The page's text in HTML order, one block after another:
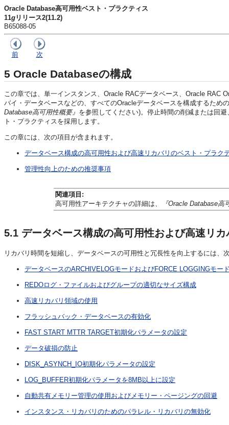
Oracle Database高可用性ベスト・プラクティス
11g リリース2(11.2)
B65088-05
前 次
5 Oracle Databaseの構成
この章では、単一インスタンス、Oracle RACデータベース、Oracle RAC
バイ・データベースなどの、すべてのOracleデータベースを構成するた
Database高可用性概要』 を参照してください)。停止時間の削減または回
ト・プラクティスを採用します。
この章には、次の項目が含まれます。
データベース構成の高可用性および高速リカバリのベスト・プラク
管理性向上のための推奨事項
関連項目:
高可用性アーキテクチャの詳細は、
『Oracle Database高
5.1 データベース構成の高可用性および高速リ
リカバリ時間を短縮し、データベースの可用性と冗長性を向上するには、
データベースのARCHIVELOGモードおよびFORCE LOGGINGモー
REDOログ・ファイルおよびグループの適切なサイズ構成
高速リカバリ領域の使用
フラッシュバック・データベースの有効化
FAST START MTTR TARGET初期化パラメータの設定
データ破損の防止
DISK_ASYNCH_IO初期化パラメータの設定
LOG_BUFFER初期化パラメータを8MB以上に設定
自動共有メモリー管理の使用およびメモリー・ページングの回避
インスタンス・リカバリのためのパラレル・リカバリの無効化